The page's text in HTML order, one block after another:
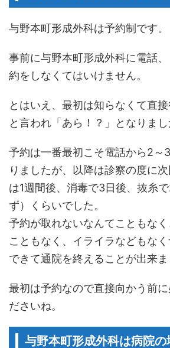
与野本町形成外科は予約制です。
事前に与野本町形成外科に電話
約をしなくてはいけません。
とはいえ、最初は知らなくて直
と言われ「あら！？」となりま
予約は一番最初こそ電話から2～
りましたが、以降は診察の度に
は1週間後、消毒で3日後、抜糸
ず）くらいでした。
予約が取れないなんてこともな
こともなく、イライラなどもな
できて通院を終えることが出来ま
最初は予約なので直接向かう前に
ださいね。
与野本町形成外科は病院の